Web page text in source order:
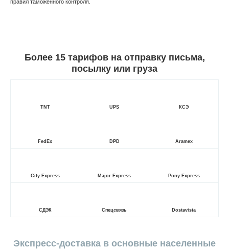
правил таможенного контроля.
Более 15 тарифов на отправку письма,
посылку или груза
TNT UPS КСЭ
FedEx DPD Aramex
City Express Major Express Pony Express
СДЭК Спецсвязь Dostavista
Экспресс-доставка в основные населенные